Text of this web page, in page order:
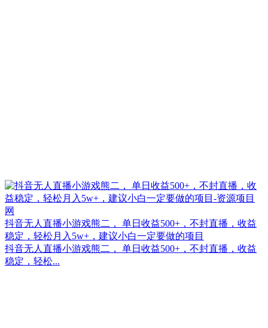
抖音无人直播小游戏熊二， 单日收益500+，不封直播，收益
稳定，轻松月入5w+，建议小白一定要做的项目
抖音无人直播小游戏熊二， 单日收益500+，不封直播，收益
稳定，轻松...